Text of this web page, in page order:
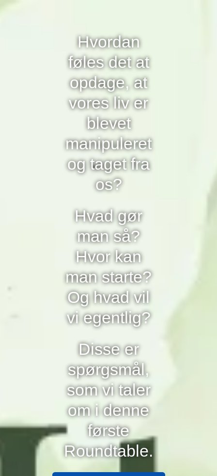
Hvordan
føles det at
opdage, at
vores liv er
blevet
manipuleret
og taget fra
os?
Hvad gør
man så?
Hvor kan
man starte?
Og hvad vil
vi egentlig?
Disse er
spørgsmål,
som vi taler
om i denne
første
Roundtable.